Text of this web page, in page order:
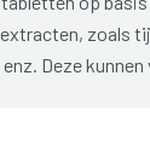
zoals
Deze